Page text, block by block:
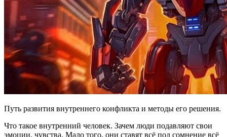
Путь развития внутреннего конфликта и методы его решения.
Что такое внутренний человек. Зачем люди подавляют свои
эмоции, чувства. Мало того, они ставят всё под сомнение всё